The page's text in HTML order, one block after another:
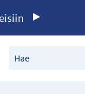
Hae